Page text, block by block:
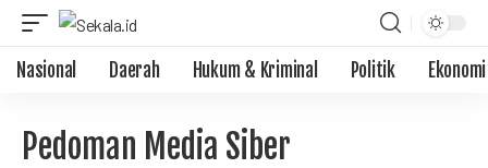
Nasional Daerah Hukum & Kriminal Politik Ekonomi
Pedoman Media Siber